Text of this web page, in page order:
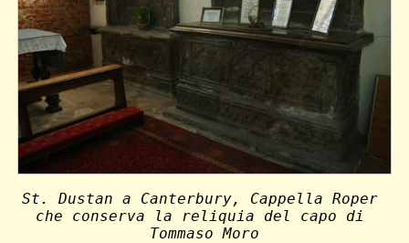
St. Dustan a Canterbury, Cappella Roper
che conserva la reliquia del capo di
Tommaso Moro